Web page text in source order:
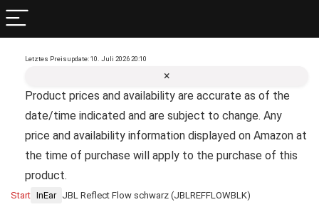
Letztes Preisupdate: 10. Juli 2026 20:10
×
Product prices and availability are accurate as of the
date/time indicated and are subject to change. Any
price and availability information displayed on Amazon at
the time of purchase will apply to the purchase of this
product.
Start InEar JBL Reflect Flow schwarz (JBLREFFLOWBLK)